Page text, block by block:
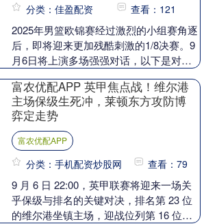
分类：佳盈配资 查看：121
2025年男篮欧锦赛经过激烈的小组赛角逐
后，即将迎来更加残酷刺激的1/8决赛。9
月6日将上演多场强强对话，以下是对这
土耳....
富农优配APP 英甲焦点战！维尔港
主场保级生死冲，莱顿东方攻防博
弈定走势
富农优配APP
分类：手机配资炒股网 查看：79
9 月 6 日 22:00，英甲联赛将迎来一场关
乎保级与排名的关键对决，排名第 23 位
的维尔港坐镇主场，迎战位列第 16 位的